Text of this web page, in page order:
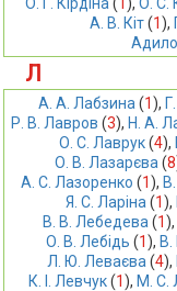
А. В. Кіт (1),
Л
А. А. Лабзина (1),
Р. В. Лавров (3), Н. А.
О. С. Лаврук (4),
О. В. Лазарєва (8
А. С. Лазоренко (1),
Я. С. Ларіна (1),
В. В. Лебедева (1),
О. В. Лебідь (1), В.
Л. Ю. Леваєва (4),
К. І. Левчук (1), М. С.